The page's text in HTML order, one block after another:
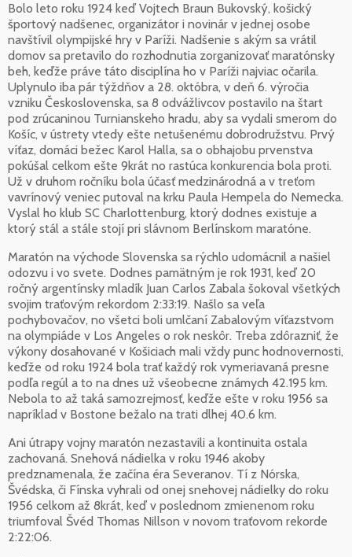
Bolo leto roku 1924 keď Vojtech Braun Bukovský, košický
športový nadšenec, organizátor i novinár v jednej osobe
navštívil olympijské hry v Paríži. Nadšenie s akým sa vrátil
domov sa pretavilo do rozhodnutia zorganizovať maratónsky
beh, keďže práve táto disciplína ho v Paríži najviac očarila.
Uplynulo iba pár týždňov a 28. októbra, v deň 6. výročia
vzniku Československa, sa 8 odvážlivcov postavilo na štart
pod zrúcaninou Turnianskeho hradu, aby sa vydali smerom do
Košíc, v ústrety vtedy ešte netušenému dobrodružstvu. Prvý
víťaz, domáci bežec Karol Halla, sa o obhajobu prvenstva
pokúšal celkom ešte 9krát no rastúca konkurencia bola proti.
Už v druhom ročníku bola účasť medzinárodná a v treťom
vavrínový veniec putoval na krku Paula Hempela do Nemecka.
Vyslal ho klub SC Charlottenburg, ktorý dodnes existuje a
ktorý stál a stále stojí pri slávnom Berlínskom maratóne.
Maratón na východe Slovenska sa rýchlo udomácnil a našiel
odozvu i vo svete. Dodnes pamätným je rok 1931, keď 20
ročný argentínsky mladík Juan Carlos Zabala šokoval všetkých
svojim traťovým rekordom 2:33:19. Našlo sa veľa
pochybovačov, no všetci boli umlčaní Zabalovým víťazstvom
na olympiáde v Los Angeles o rok neskôr. Treba zdôrazniť, že
výkony dosahované v Košiciach mali vždy punc hodnovernosti,
keďže od roku 1924 bola trať každý rok vymeriavaná presne
podľa regúl a to na dnes už všeobecne známych 42.195 km.
Nebola to až taká samozrejmosť, keďže ešte v roku 1956 sa
napríklad v Bostone bežalo na trati dlhej 40.6 km.
Ani útrapy vojny maratón nezastavili a kontinuita ostala
zachovaná. Snehová nádielka v roku 1946 akoby
predznamenala, že začína éra Severanov. Tí z Nórska,
Švédska, či Fínska vyhrali od onej snehovej nádielky do roku
1956 celkom až 8krát, keď v poslednom zmienenom roku
triumfoval Švéd Thomas Nillson v novom traťovom rekorde
2:22:06.